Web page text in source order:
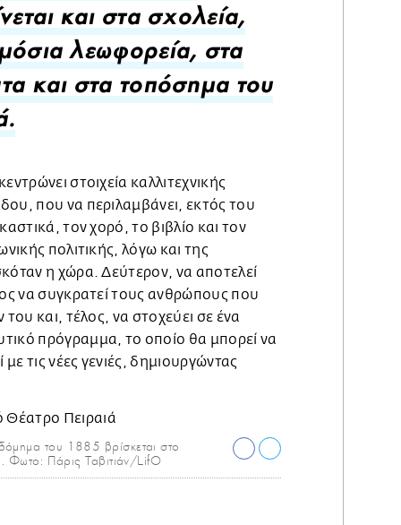
και στα σχολεία,
λεωφορεία, στα
και στα τοπόσημα του
στοιχεία καλλιτεχνικής
που να περιλαμβάνει, εκτός του
τον χορό, το βιβλίο και τον
πολιτικής, λόγω και της
η χώρα. Δεύτερον, να αποτελεί
να συγκρατεί τους ανθρώπους που
του και, τέλος, να στοχεύει σε ένα
πρόγραμμα, το οποίο θα μπορεί να
με τις νέες γενιές, δημιουργώντας
του 1885 βρίσκεται στο
Φωτο: Πάρις Ταβιτιάν/LifO